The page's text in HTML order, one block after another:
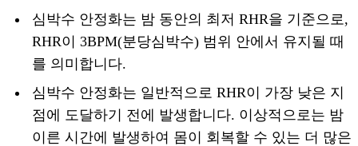
심박수 안정화는 밤 동안의 최저 RHR을 기준으로,
RHR이 3BPM(분당심박수) 범위 안에서 유지될 때
를 의미합니다.
심박수 안정화는 일반적으로 RHR이 가장 낮은 지
점에 도달하기 전에 발생합니다. 이상적으로는 밤
이른 시간에 발생하여 몸이 회복할 수 있는 더 많은